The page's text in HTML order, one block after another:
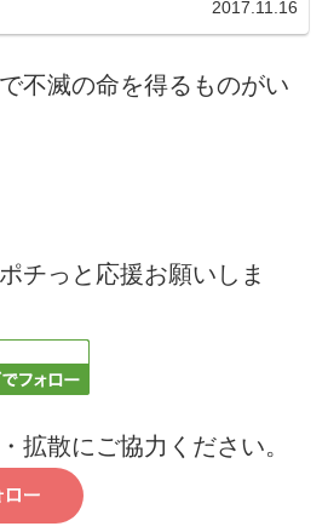
）命の燃やし方が問われるのです。2017.11.16
不滅の命を得るものがい
チっと応援お願いしま
拡散にご協力ください。